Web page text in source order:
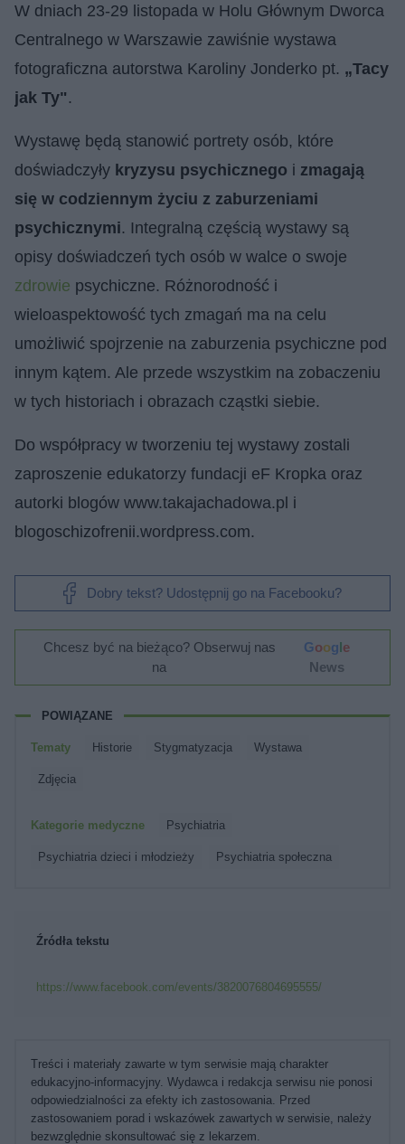
W dniach 23-29 listopada w Holu Głównym Dworca
Centralnego w Warszawie zawiśnie wystawa
fotograficzna autorstwa Karoliny Jonderko pt. „Tacy
jak Ty" .
Wystawę będą stanowić portrety osób, które
doświadczyły kryzysu psychicznego i zmagają
się w codziennym życiu z zaburzeniami
psychicznymi. Integralną częścią wystawy są
opisy doświadczeń tych osób w walce o swoje
zdrowie psychiczne. Różnorodność i
wieloaspektowość tych zmagań ma na celu
umożliwić spojrzenie na zaburzenia psychiczne pod
innym kątem. Ale przede wszystkim na zobaczeniu
w tych historiach i obrazach cząstki siebie.
Do współpracy w tworzeniu tej wystawy zostali
zaproszenie edukatorzy fundacji eF Kropka oraz
autorki blogów www.takajachadowa.pl i
blogoschizofrenii.wordpress.com.
Dobry tekst? Udostępnij go na Facebooku?
Chcesz być na bieżąco? Obserwuj nas
na
Google
News
POWIĄZANE
Tematy Historie Stygmatyzacja Wystawa
Zdjęcia
Kategorie medyczne Psychiatria
Psychiatria dzieci i młodzieży Psychiatria społeczna
Źródła tekstu
https://www.facebook.com/events/3820076804695555/
Treści i materiały zawarte w tym serwisie mają charakter
edukacyjno-informacyjny. Wydawca i redakcja serwisu nie ponosi
odpowiedzialności za efekty ich zastosowania. Przed
zastosowaniem porad i wskazówek zawartych w serwisie, należy
bezwzględnie skonsultować się z lekarzem.